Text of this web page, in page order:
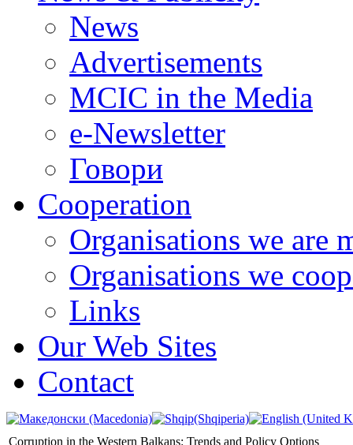
News
Advertisements
MCIC in the Media
e-Newsletter
Говори
Cooperation
Organisations we are
Organisations we
Links
Our Web Sites
Contact
Corruption in the Western Balkans: Trends and Policy Options